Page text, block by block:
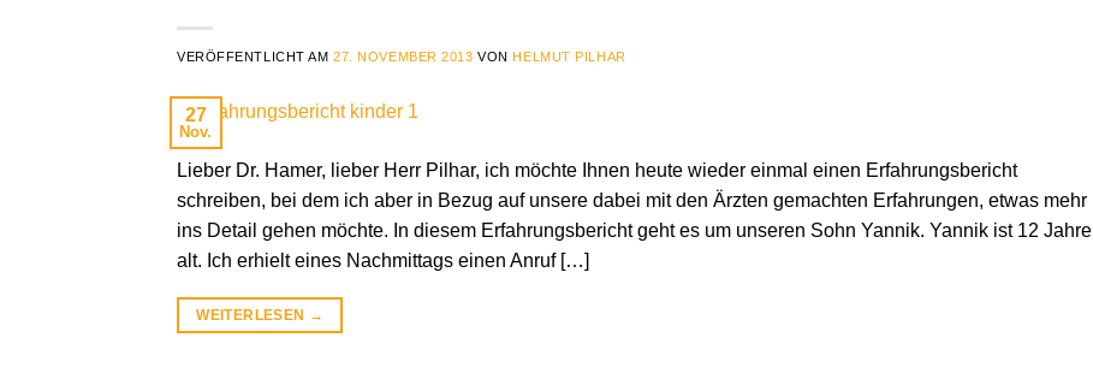
VERÖFFENTLICHT AM27. NOVEMBER 2013 VON HELMUT PILHAR
27
Nov.
Lieber Dr. Hamer, lieber Herr Pilhar, ich möchte Ihnen heute wieder einmal einen Erfahrungsbericht
schreiben, bei dem ich aber in Bezug auf unsere dabei mit den Ärzten gemachten Erfahrungen, etwas mehr
ins Detail gehen möchte. In diesem Erfahrungsbericht geht es um unseren Sohn Yannik. Yannik ist 12 Jahre
alt. Ich erhielt eines Nachmittags einen Anruf […]
WEITERLESEN →